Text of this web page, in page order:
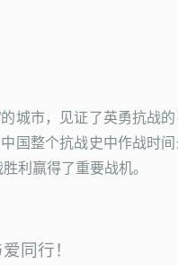
城市，见证了英勇抗战
国整个抗战史中作战
利赢得了重要战机。
同行！